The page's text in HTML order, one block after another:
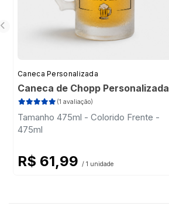
Caneca Personalizada
Caneca de Chopp Personalizada
(1 avaliação)
Tamanho 475ml - Colorido Frente -
475ml
R$ 61,99 / 1 unidade